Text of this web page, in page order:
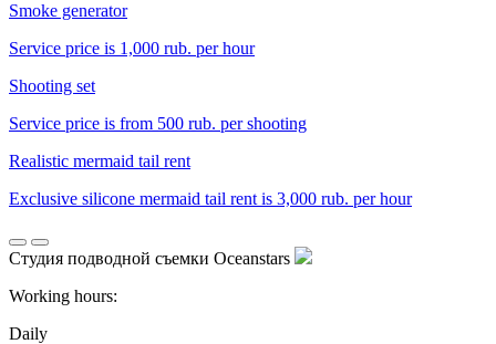
Smoke generator
Service price is 1,000 rub. per hour
Shooting set
Service price is from 500 rub. per shooting
Realistic mermaid tail rent
Exclusive silicone mermaid tail rent is 3,000 rub. per hour
Студия подводной съемки Oceanstars
Working hours:
Daily